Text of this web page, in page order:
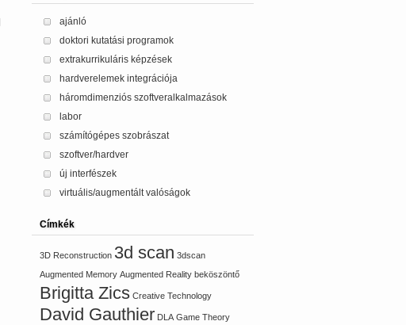
ajánló
doktori kutatási programok
extrakurrikuláris képzések
hardverelemek integrációja
háromdimenziós szoftveralkalmazások
labor
számítógépes szobrászat
szoftver/hardver
új interfészek
virtuális/augmentált valóságok
Címkék
3D Reconstruction 3d scan 3dscan
Augmented Memory Augmented Reality beköszöntő
Brigitta Zics Creative Technology
David Gauthier DLA Game Theory